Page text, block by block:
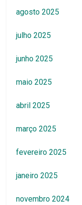
agosto 2025
julho 2025
junho 2025
maio 2025
abril 2025
março 2025
fevereiro 2025
janeiro 2025
novembro 2024